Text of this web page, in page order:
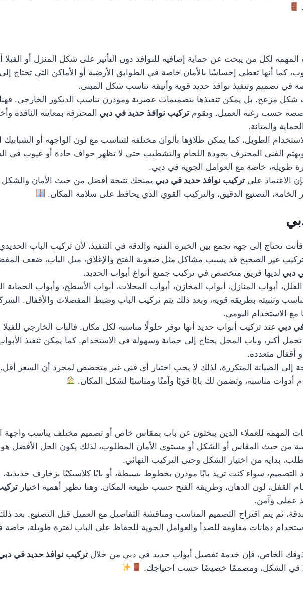
لكل من يبحث عن حماية إضافية للنوافذ دون التأثير على شكل المنزل أو
كما أنها تعطي إحساسًا بالأمان خاصة في الطوابق الأرضية أو الأماكن التي تحتاج
في تصميم وتنفيذ نوافذ حديد قوية وأنيقة تناسب شكل المبنى.
شكل مزعج، بل يمكن تنفيذها بتصميمات عصرية ومودرن تناسب الديكور الخارجي.
حسب رغبة العميل. وتقوم تركيب نوافذ حديد في دبي المحترفة بمعاينة النافذة
والمتانة.
الطويل، كما يمكن طلاؤها بألوان مختلفة لتتناسب مع لون الواجهة أو
ويهتم الفني المحترف بجودة اللحام والتشطيب حتى لا تظهر حواف حادة أو عيوب في
طويلة، خاصة مع العوامل الجوية في دبي.
الاعتماد على تركيب نوافذ حديد في دبي يمنحك نتيجة أفضل من حيث الأمان والشكل
التصنيع الدقيق، والتركيب القوي الذي يحافظ على سلامة المكان.
فأنت تحتاج إلى جهة تجمع بين الخبرة الفنية والدقة في التنفيذ، لأن تركيب الباب
غير الصحيح قد يسبب مشاكل مثل صعوبة الفتح والإغلاق، ميل الباب، ضعف
دبي لديها فريق متخصص في تركيب جميع أنواع أبواب الحديد.
أبواب المنازل، أبواب المخازن، أبواب المحلات، أبواب الأسطح، وأبواب الحماية
وتثبيته بطريقة قوية، وبعد ذلك يتم تركيب الباب وضبط المفصلات والأقفال.
مع الاستخدام اليومي.
دبي عند تركيب أبواب حديد أنها توفر حلولًا مناسبة لكل مكان. فالباب الخارجي
تحمل أكبر، وباب المحل يحتاج إلى حماية وسهولة في الاستخدام. كما يمكن تنفيذ
أقفال متعددة.
إلى الصيانة المتكررة، لذلك لا يجب اختيار أي فني غير متخصص لمجرد أن السعر أقل.
مناسبة، وتضمن لك بابًا قويًا وآمنًا ومناسبًا لشكل المكان.
المهمة للعملاء الذين يبحثون عن باب بمقاس خاص أو تصميم مختلف يناسب واجهة
من حيث المقاس أو الشكل أو مستوى الأمان المطلوب، لذلك يكون الحل الأفضل هو
بداية من اختيار الشكل وحتى التركيب النهائي.
سواء كنت تريد بابًا مودرن بخطوط بسيطة، أو بابًا كلاسيكيًا بزخارف حديدية،
القفل، لون الدهان، وطريقة الفتح حسب طبيعة المكان. وهنا تظهر أهمية اختيار
عملي وآمن.
ثم يتم اقتراح التصميم المناسب ومناقشة التفاصيل مع العميل قبل التصنيع. بعد
دهانات مقاومة للصدأ والعوامل الجوية للحفاظ على الباب لفترة طويلة، خاصة
الخاص، فإن خدمة تفصيل أبواب حديد في دبي من خلال تركيب نوافذ حديد في
في الشكل، ومصممًا خصيصًا حسب احتياجك.